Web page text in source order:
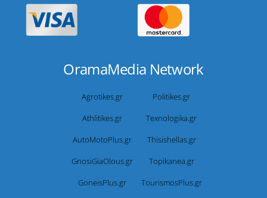
OramaMedia Network
Agrotikes.gr
Politikes.gr
Athlitikes.gr
Texnologika.gr
AutoMotoPlus.gr
Thisishellas.gr
GnosiGiaOlous.gr
Topikanea.gr
GoneisPlus.gr
TourismosPlus.gr